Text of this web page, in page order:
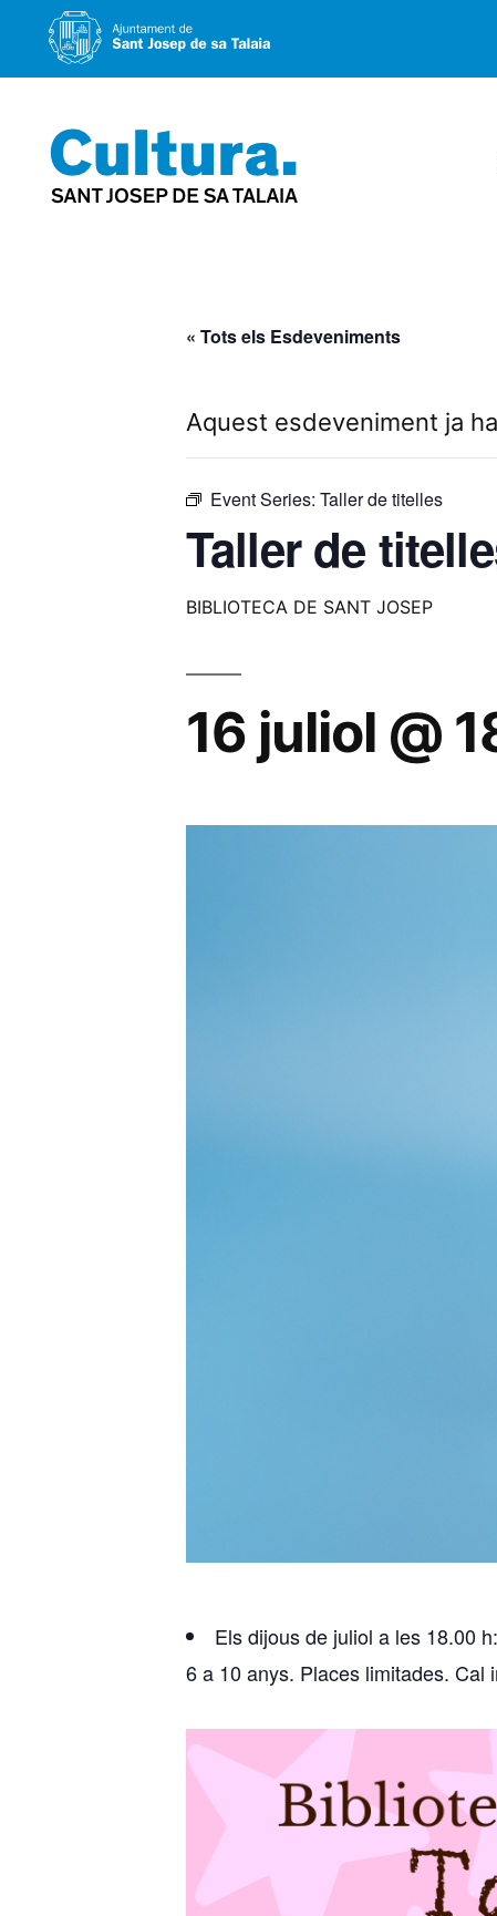
al
contingut
« Tots els Esdeveniments
Aquest esdeveniment ja
Event Series: Taller de titelles
Taller de
BIBLIOTECA DE SANT JOSEP
16 juliol @
Els dijous de juliol a les 18.00 h:
6 a 10 anys. Places limitades. Cal